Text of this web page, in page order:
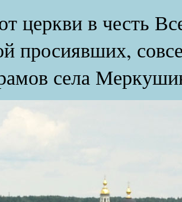
церкви в честь
просиявших,
села